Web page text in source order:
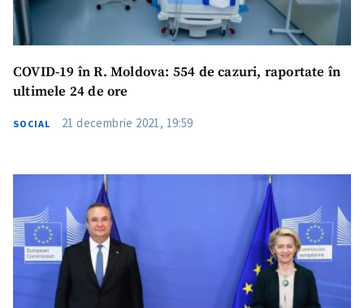
COVID-19 în R. Moldova: 554 de cazuri, raportate în
ultimele 24 de ore
SOCIAL 21 decembrie 2021, 19:59
Trimite-ne un
mesaj
Nume